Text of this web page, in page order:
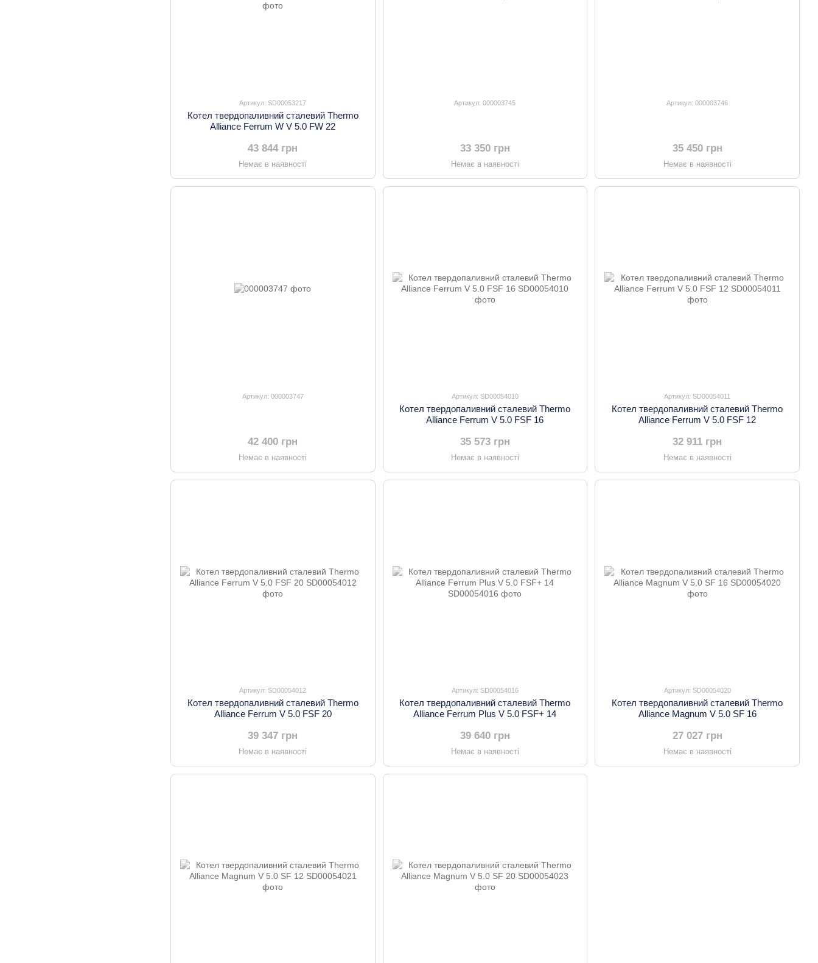
Артикул: SD00053217
Котел твердопаливний сталевий Thermo
Alliance Ferrum W V 5.0 FW 22
43 844 грн
Немає в наявності
Артикул: 000003745
33 350 грн
Немає в наявності
Артикул: 000003746
35 450 грн
Немає в наявності
Артикул: 000003747
42 400 грн
Немає в наявності
Артикул: SD00054010
Котел твердопаливний сталевий Thermo
Alliance Ferrum V 5.0 FSF 16
35 573 грн
Немає в наявності
Артикул: SD00054011
Котел твердопаливний сталевий Thermo
Alliance Ferrum V 5.0 FSF 12
32 911 грн
Немає в наявності
Артикул: SD00054012
Котел твердопаливний сталевий Thermo
Alliance Ferrum V 5.0 FSF 20
39 347 грн
Немає в наявності
Артикул: SD00054016
Котел твердопаливний сталевий Thermo
Alliance Ferrum Plus V 5.0 FSF+ 14
39 640 грн
Немає в наявності
Артикул: SD00054020
Котел твердопаливний сталевий Thermo
Alliance Magnum V 5.0 SF 16
27 027 грн
Немає в наявності